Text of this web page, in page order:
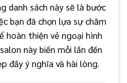
danh sách này sẽ là bước
bạn đã chọn lựa sự chăm
hoàn thiện vẻ ngoại hình
này biến mỗi lần đến
đầy ý nghĩa và hài lòng.